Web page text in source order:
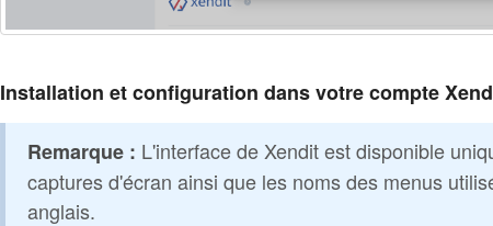
Installation et configuration dans votre compte
Remarque : L'interface de Xendit est disponible
captures d'écran ainsi que les noms des menus
anglais.